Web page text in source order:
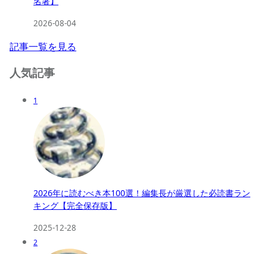
2026-08-04
記事一覧を見る
人気記事
1
2026年に読むべき本100選！編集長が厳選した必読書ラン
キング【完全保存版】
2025-12-28
2